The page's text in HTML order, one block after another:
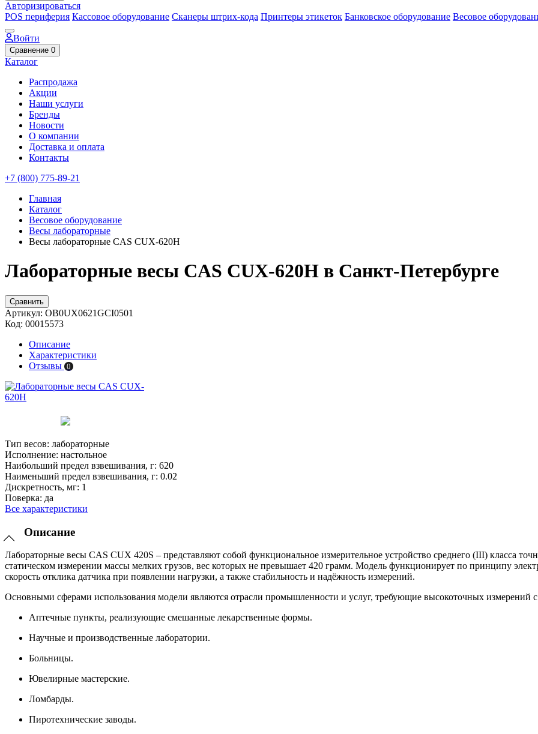
Авторизироваться
POS периферия Кассовое оборудование Сканеры штрих-кода Принтеры этикеток Банковское оборудование Весовое
Войти
Сравнение 0
Каталог
Распродажа
Акции
Наши услуги
Бренды
Новости
О компании
Доставка и оплата
Контакты
+7 (800) 775-89-21
Главная
Каталог
Весовое оборудование
Весы лабораторные
Весы лабораторные CAS CUX-620H
Лабораторные весы CAS CUX-620H в Санкт-Петербурге
Сравнить
Артикул: OB0UX0621GCI0501
Код: 00015573
Описание
Характеристики
Отзывы 0
Тип весов: лабораторные
Исполнение: настольное
Наибольший предел взвешивания, г: 620
Наименьший предел взвешивания, г: 0.02
Дискретность, мг: 1
Поверка: да
Все характеристики
Описание
Лабораторные весы CAS CUX 420S – представляют собой функциональное измерительное устройство среднего (III) класса
статическом измерении массы мелких грузов, вес которых не превышает 420 грамм. Модель функционирует по принципу
скорость отклика датчика при появлении нагрузки, а также стабильность и надёжность измерений.
Основными сферами использования модели являются отрасли промышленности и услуг, требующие высокоточных
Аптечные пункты, реализующие смешанные лекарственные формы.
Научные и производственные лаборатории.
Больницы.
Ювелирные мастерские.
Ломбарды.
Пиротехнические заводы.